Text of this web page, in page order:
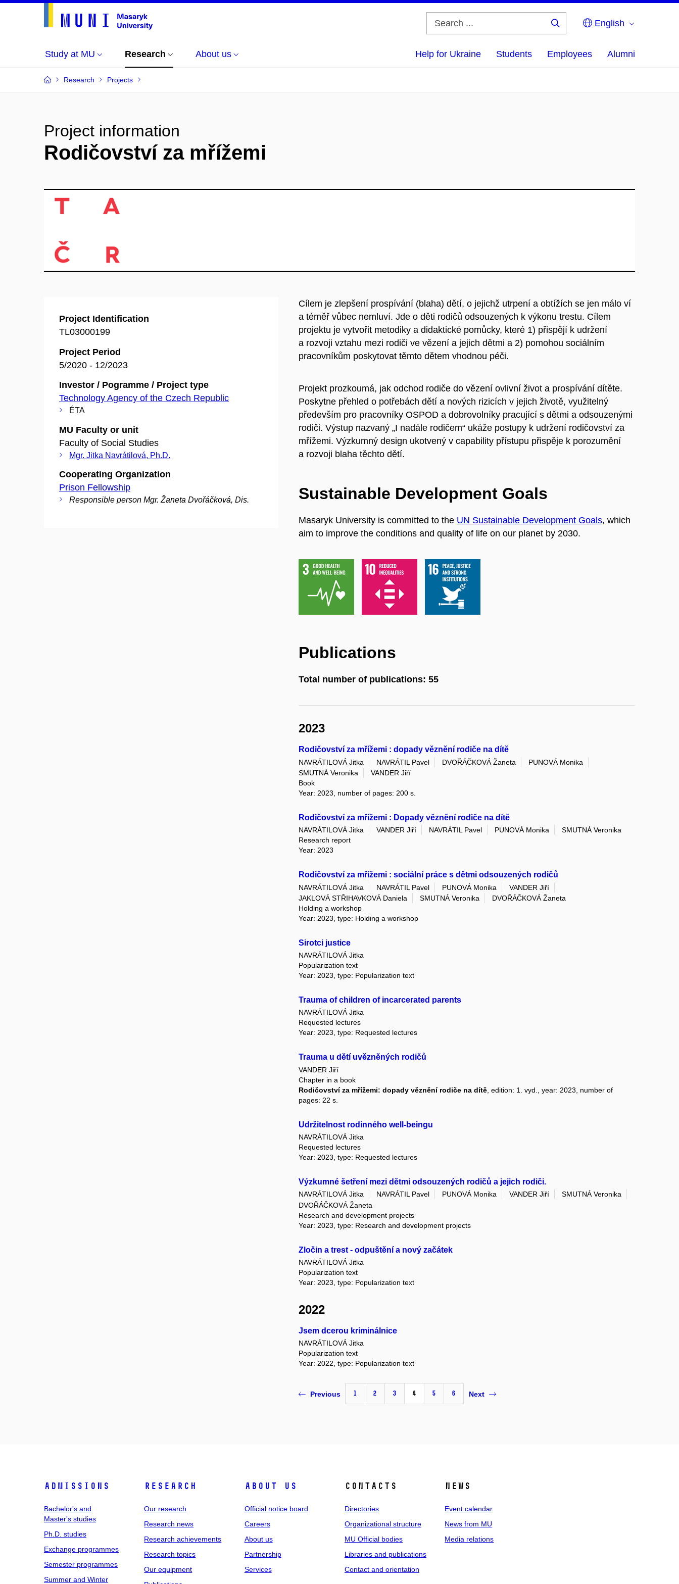
English
Study at MU Research About us Help for Ukraine Students Employees Alumni
Research Projects
Project information
Rodičovství za mřížemi
Project Identification
TL03000199
Project Period
5/2020 - 12/2023
Investor / Pogramme / Project type
Technology Agency of the Czech Republic
ÉTA
MU Faculty or unit
Faculty of Social Studies
Mgr. Jitka Navrátilová, Ph.D.
Cooperating Organization
Prison Fellowship
Responsible person Mgr. Žaneta Dvořáčková, Dis.
Cílem je zlepšení prospívání (blaha) dětí, o jejichž utrpení a obtížích se jen málo ví
a téměř vůbec nemluví. Jde o děti rodičů odsouzených k výkonu trestu. Cílem
projektu je vytvořit metodiky a didaktické pomůcky, které 1) přispějí k udržení
a rozvoji vztahu mezi rodiči ve vězení a jejich dětmi a 2) pomohou sociálním
pracovníkům poskytovat těmto dětem vhodnou péči.
Projekt prozkoumá, jak odchod rodiče do vězení ovlivní život a prospívání dítěte.
Poskytne přehled o potřebách dětí a nových rizicích v jejich životě, využitelný
především pro pracovníky OSPOD a dobrovolníky pracující s dětmi a odsouzenými
rodiči. Výstup nazvaný „I nadále rodičem“ ukáže postupy k udržení rodičovství za
mřížemi. Výzkumný design ukotvený v capability přístupu přispěje k porozumění
a rozvoji blaha těchto dětí.
Sustainable Development Goals
Masaryk University is committed to the UN Sustainable Development Goals, which
aim to improve the conditions and quality of life on our planet by 2030.
Publications
Total number of publications: 55
2023
Rodičovství za mřížemi : dopady věznění rodiče na dítě
NAVRÁTILOVÁ Jitka NAVRÁTIL Pavel DVOŘÁČKOVÁ Žaneta
PUNOVÁ Monika
SMUTNÁ Veronika
VANDER Jiří
Book
Year: 2023, number of pages: 200 s.
Rodičovství za mřížemi : Dopady věznění rodiče na dítě
NAVRÁTILOVÁ Jitka VANDER Jiří NAVRÁTIL Pavel PUNOVÁ Monika
SMUTNÁ Veronika
Research report
Year: 2023
Rodičovství za mřížemi : sociální práce s dětmi odsouzených rodičů
NAVRÁTILOVÁ Jitka NAVRÁTIL Pavel PUNOVÁ Monika
VANDER Jiří
JAKLOVÁ STŘIHAVKOVÁ Daniela
SMUTNÁ Veronika
DVOŘÁČKOVÁ Žaneta
Holding a workshop
Year: 2023, type: Holding a workshop
Sirotci justice
NAVRÁTILOVÁ Jitka
Popularization text
Year: 2023, type: Popularization text
Trauma of children of incarcerated parents
NAVRÁTILOVÁ Jitka
Requested lectures
Year: 2023, type: Requested lectures
Trauma u dětí uvězněných rodičů
VANDER Jiří
Chapter in a book
Rodičovství za mřížemi: dopady věznění rodiče na dítě , edition: 1. vyd., year: 2023, number of
pages: 22 s.
Udržitelnost rodinného well-beingu
NAVRÁTILOVÁ Jitka
Requested lectures
Year: 2023, type: Requested lectures
Výzkumné šetření mezi dětmi odsouzených rodičů a jejich rodiči.
NAVRÁTILOVÁ Jitka NAVRÁTIL Pavel PUNOVÁ Monika VANDER Jiří
SMUTNÁ Veronika
DVOŘÁČKOVÁ Žaneta
Research and development projects
Year: 2023, type: Research and development projects
Zločin a trest - odpuštění a nový začátek
NAVRÁTILOVÁ Jitka
Popularization text
Year: 2023, type: Popularization text
2022
Jsem dcerou kriminálnice
NAVRÁTILOVÁ Jitka
Popularization text
Year: 2022, type: Popularization text
Previous 1 2 3 4 5 6 Next
Admissions
Bachelor's and
Master's studies
Ph.D. studies
Exchange programmes
Semester programmes
Summer and Winter
Research
Our research
Research news
Research achievements
Research topics
Our equipment
About us
Official notice board
Careers
About us
Partnership
Services
Contacts
Directories
Organizational structure
MU Official bodies
Libraries and publications
Contact and orientation
News
Event calendar
News from MU
Media relations